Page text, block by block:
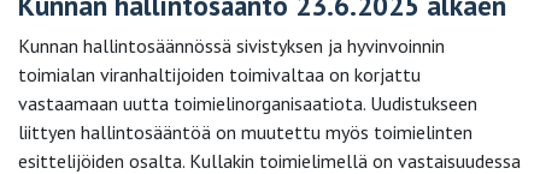
Kunnan hallintosäännössä sivistyksen ja hyvinvoinnin
toimialan viranhaltijoiden toimivaltaa on korjattu
vastaamaan uutta toimielinorganisaatiota. Uudistukseen
liittyen hallintosääntöä on muutettu myös toimielinten
esittelijöiden osalta. Kullakin toimielimellä on vastaisuudessa